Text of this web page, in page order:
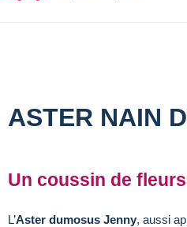
ASTER NAIN
Un coussin de
L’Aster dumosus Jenny, aussi